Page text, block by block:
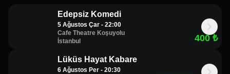
biletinizi ibraz etmeniz zorunludur. Öncelikle biletiniz üyelik
ile alınmış ise üyelik girişi yapılıp biletlerim alanından
biletinize ulaşabilirsiniz. Ulaşamadığınız durumlarda, üyelik
Organizatör, indirimli bilet satın alma koşullarında
Edepsiz Komedi
5 Ağustos Çar - 22:00
Cafe Theatre Koşuyolu
İstanbul
400₺
Lüküs Hayat Kabare
6 Ağustos Per - 20:30